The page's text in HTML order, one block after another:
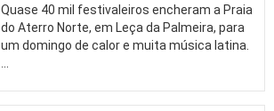
Quase 40 mil festivaleiros encheram a Praia
do Aterro Norte, em Leça da Palmeira, para
um domingo de calor e muita música latina.